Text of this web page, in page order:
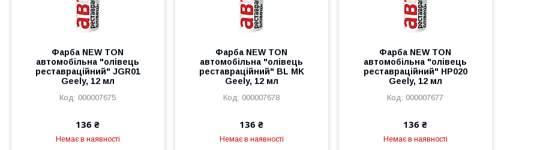
Фарба NEW TON
автомобільна "олівець
реставраційний" JGR01
Geely, 12 мл
000007675
136 ₴
Немає в наявності
Фарба NEW TON
автомобільна "олівець
реставраційний" BL MK
Geely, 12 мл
000007678
136 ₴
Немає в наявності
Фарба NEW TON
автомобільна "олівець
реставраційний" HP020
Geely, 12 мл
000007677
136 ₴
Немає в наявності